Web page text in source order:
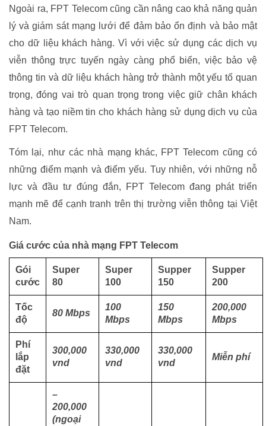
Ngoài ra, FPT Telecom cũng cần nâng cao khả năng quản
lý và giám sát mạng lưới để đảm bảo ổn định và bảo mật
cho dữ liệu khách hàng. Vì với việc sử dụng các dịch vụ
viễn thông trực tuyến ngày càng phổ biến, việc bảo vệ
thông tin và dữ liệu khách hàng trở thành một yếu tố quan
trọng, đóng vai trò quan trọng trong việc giữ chân khách
hàng và tạo niềm tin cho khách hàng sử dụng dịch vụ của
FPT Telecom.
Tóm lại, như các nhà mạng khác, FPT Telecom cũng có
những điểm mạnh và điểm yếu. Tuy nhiên, với những nỗ
lực và đầu tư đúng đắn, FPT Telecom đang phát triển
mạnh mẽ để cạnh tranh trên thị trường viễn thông tại Việt
Nam.
Giá cước của nhà mạng FPT Telecom
Gói
cước
Super
80
Super
100
Supper
150
Supper
200
Tốc
độ
80 Mbps
100
Mbps
150
Mbps
200,000
Mbps
Phí
lắp
đặt
300,000
vnd
330,000
vnd
330,000
vnd
Miễn phí
–
200,000
(ngoại